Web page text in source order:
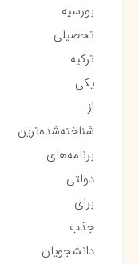
بورسیه
تحصیلی
ترکیه
یکی
از
شناخته‌شده‌ترین
برنامه‌های
دولتی
برای
جذب
دانشجویان